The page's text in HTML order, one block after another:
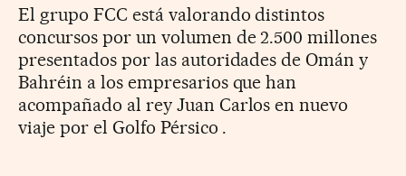
El grupo FCC está valorando distintos
concursos por un volumen de 2.500 millones
presentados por las autoridades de Omán y
Bahréin a los empresarios que han
acompañado al rey Juan Carlos en nuevo
viaje por el Golfo Pérsico .